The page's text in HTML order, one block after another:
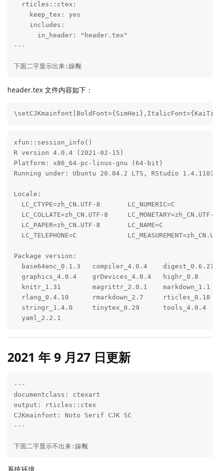
  rticles::ctex:
    keep_tex: yes
    includes:
      in_header: "header.tex"
---
下面二字显示出来:皞觍
header.tex 文件内容如下：
xfun::session_info()
R version 4.0.4 (2021-02-15)
Platform: x86_64-pc-linux-gnu (64-bit)
Running under: Ubuntu 20.04.2 LTS, RStudio 1.4.1103
Locale:
LC_CTYPE=zh_CN.UTF-8       LC_NUMERIC=C
LC_COLLATE=zh_CN.UTF-8
LC_PAPER=zh_CN.UTF-8       LC_NAME=C
LC_TELEPHONE=C
Package version:
base64enc_0.1.3   compiler_4.0.4
graphics_4.0.4    grDevices_4.0.4   highr_0.8
knitr_1.31        magrittr_2.0.1
rlang_0.4.10      rmarkdown_2.7
stringr_1.4.0     tinytex_0.29
  yaml_2.2.1
2021 年 9 月27 日更新
---
documentclass: ctexart
output: rticles::ctex
CJKmainfont: Noto Serif CJK SC
---
下面二字显示不出来:皞觍